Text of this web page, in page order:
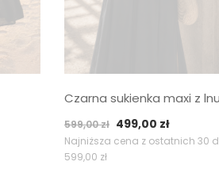
Czarna sukienka maxi z lnu
599,00zł Pierwotna
cena
499,00 złAktualna
cena
Najniższa cena z ostatnich 30
599,00 zł